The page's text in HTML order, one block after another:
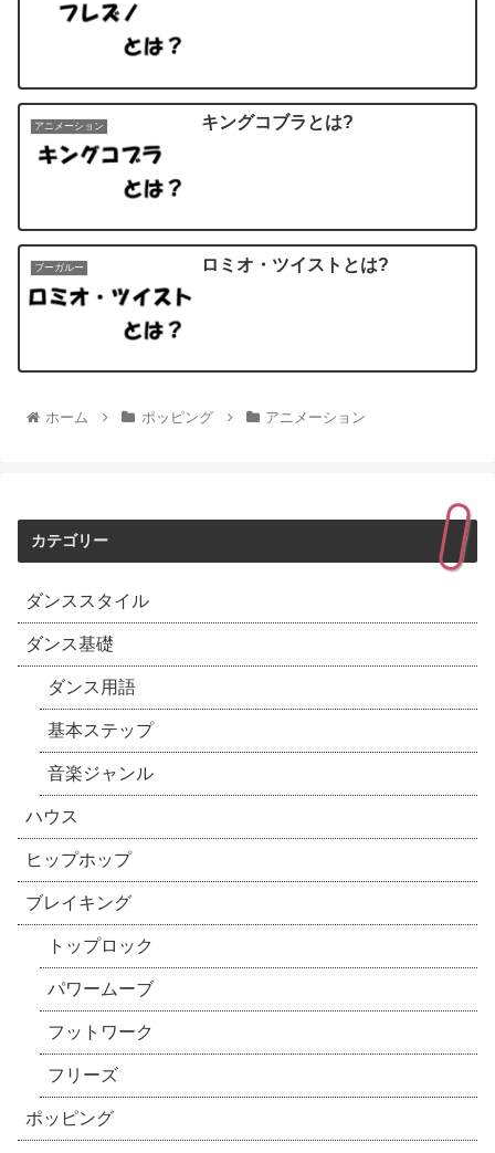
アニメーション キングコブラとは?
ブーガルー ロミオ・ツイストとは?
ホーム ポッピング アニメーション
カテゴリー
ダンススタイル
ダンス基礎
ダンス用語
基本ステップ
音楽ジャンル
ハウス
ヒップホップ
ブレイキング
トップロック
パワームーブ
フットワーク
フリーズ
ポッピング